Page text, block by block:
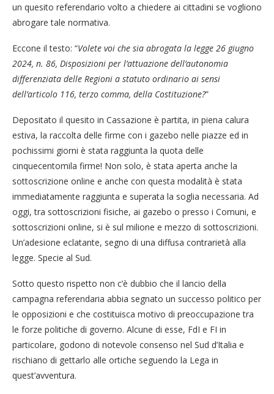
un quesito referendario volto a chiedere ai cittadini se vogliono
abrogare tale normativa.
Eccone il testo: “Volete voi che sia abrogata la legge 26 giugno
2024, n. 86, Disposizioni per l’attuazione dell’autonomia
differenziata delle Regioni a statuto ordinario ai sensi
dell’articolo 116, terzo comma, della Costituzione?”
Depositato il quesito in Cassazione è partita, in piena calura
estiva, la raccolta delle firme con i gazebo nelle piazze ed in
pochissimi giorni è stata raggiunta la quota delle
cinquecentomila firme! Non solo, è stata aperta anche la
sottoscrizione online e anche con questa modalità è stata
immediatamente raggiunta e superata la soglia necessaria. Ad
oggi, tra sottoscrizioni fisiche, ai gazebo o presso i Comuni, e
sottoscrizioni online, si è sul milione e mezzo di sottoscrizioni.
Un’adesione eclatante, segno di una diffusa contrarietà alla
legge. Specie al Sud.
Sotto questo rispetto non c’è dubbio che il lancio della
campagna referendaria abbia segnato un successo politico per
le opposizioni e che costituisca motivo di preoccupazione tra
le forze politiche di governo. Alcune di esse, FdI e FI in
particolare, godono di notevole consenso nel Sud d’Italia e
rischiano di gettarlo alle ortiche seguendo la Lega in
quest’avventura.